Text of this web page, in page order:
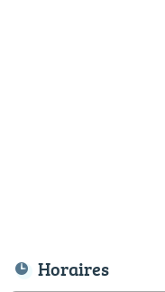
Horaires